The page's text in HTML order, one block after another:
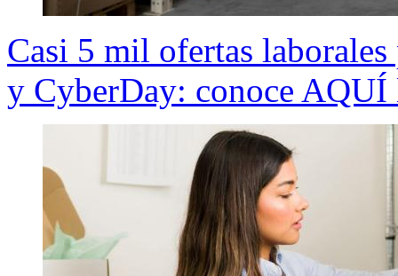
Casi 5 mil ofertas
y CyberDay: conoce